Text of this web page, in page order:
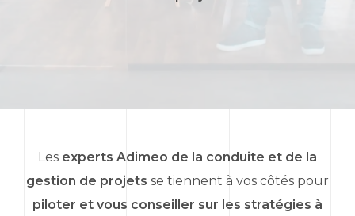
Les experts Adimeo de la conduite et de la
gestion de projets se tiennent à vos côtés pour
piloter et vous conseiller sur les stratégies à